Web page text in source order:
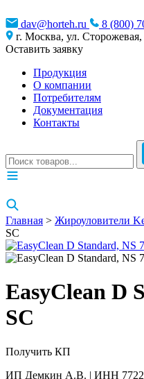
dav@horteh.ru
8 (800)
г. Москва, ул. Сторожевая,
Оставить заявку
Продукция
О компании
Потребителям
Документация
Контакты
Главная > Жироуловители
SC
EasyClean D
SC
Получить КП
ИП Демкин А.В. | ИНН